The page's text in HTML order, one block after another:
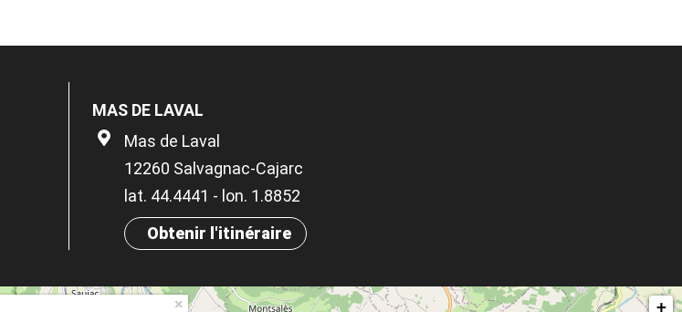
MAS DE LAVAL
Mas de Laval
12260 Salvagnac-Cajarc
lat. 44.4441 - lon. 1.8852
Obtenir l'itinéraire
×
+